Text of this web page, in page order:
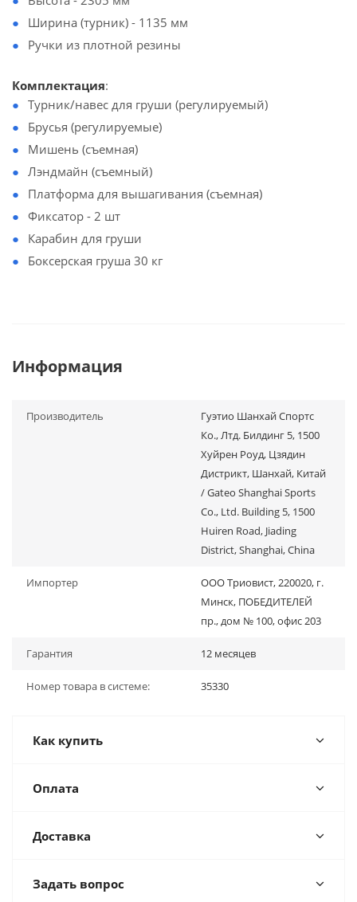
Ширина (турник) - 1135 мм
Ручки из плотной резины
Комплектация:
Турник/навес для груши (регулируемый)
Брусья (регулируемые)
Мишень (съемная)
Лэндмайн (съемный)
Платформа для вышагивания (съемная)
Фиксатор - 2 шт
Карабин для груши
Боксерская груша 30 кг
Информация
Производитель
Гуэтио Шанхай Спортс
Ко., Лтд. Билдинг 5, 1500
Хуйрен Роуд, Цзядин
Дистрикт, Шанхай, Китай
/ Gateo Shanghai Sports
Co., Ltd. Building 5, 1500
Huiren Road, Jiading
District, Shanghai, China
Импортер
ООО Триовист, 220020, г.
Минск, ПОБЕДИТЕЛЕЙ
пр., дом № 100, офис 203
Гарантия 12 месяцев
Номер товара в системе: 35330
Как купить
Оплата
Доставка
Задать вопрос